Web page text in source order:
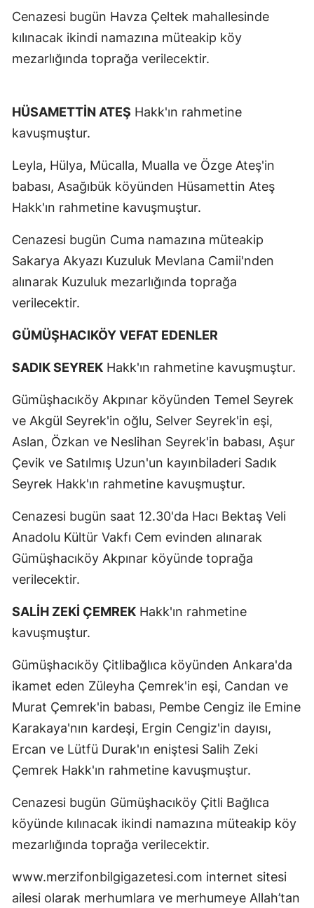
Cenazesi bugün Havza Çeltek mahallesinde
kılınacak ikindi namazına müteakip köy
mezarlığında toprağa verilecektir.
HÜSAMETTİN ATEŞ Hakk'ın rahmetine
kavuşmuştur.
Leyla, Hülya, Mücalla, Mualla ve Özge Ateş'in
babası, Asağıbük köyünden Hüsamettin Ateş
Hakk'ın rahmetine kavuşmuştur.
Cenazesi bugün Cuma namazına müteakip
Sakarya Akyazı Kuzuluk Mevlana Camii'nden
alınarak Kuzuluk mezarlığında toprağa
verilecektir.
GÜMÜŞHACIKÖY VEFAT EDENLER
SADIK SEYREK Hakk'ın rahmetine kavuşmuştur.
Gümüşhacıköy Akpınar köyünden Temel Seyrek
ve Akgül Seyrek'in oğlu, Selver Seyrek'in eşi,
Aslan, Özkan ve Neslihan Seyrek'in babası, Aşur
Çevik ve Satılmış Uzun'un kayınbiladeri Sadık
Seyrek Hakk'ın rahmetine kavuşmuştur.
Cenazesi bugün saat 12.30'da Hacı Bektaş Veli
Anadolu Kültür Vakfı Cem evinden alınarak
Gümüşhacıköy Akpınar köyünde toprağa
verilecektir.
SALİH ZEKİ ÇEMREK Hakk'ın rahmetine
kavuşmuştur.
Gümüşhacıköy Çitlibağlıca köyünden Ankara'da
ikamet eden Züleyha Çemrek'in eşi, Candan ve
Murat Çemrek'in babası, Pembe Cengiz ile Emine
Karakaya'nın kardeşi, Ergin Cengiz'in dayısı,
Ercan ve Lütfü Durak'ın eniştesi Salih Zeki
Çemrek Hakk'ın rahmetine kavuşmuştur.
Cenazesi bugün Gümüşhacıköy Çitli Bağlıca
köyünde kılınacak ikindi namazına müteakip köy
mezarlığında toprağa verilecektir.
www.merzifonbilgigazetesi.com internet sitesi
ailesi olarak merhumlara ve merhumeye Allah’tan